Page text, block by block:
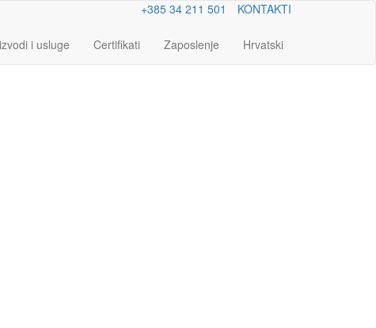
+385 34 211 501 KONTAKTI
i usluge Certifikati Zaposlenje Hrvatski